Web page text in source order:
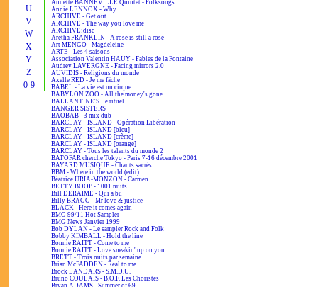
U
V
W
X
Y
Z
0-9
Annette BANNEVILLE Quintet - Folksongs
Annie LENNOX - Why
ARCHIVE - Get out
ARCHIVE - The way you love me
ARCHIVE:disc
Aretha FRANKLIN - A rose is still a rose
Art MENGO - Magdeleine
ARTE - Les 4 saisons
Association Valentin HAÜY - Fables de la Fontaine
Audrey LAVERGNE - Facing mirrors 2.0
AUVIDIS - Religions du monde
Axelle RED - Je me fâche
BABEL - La vie est un cirque
BABYLON ZOO - All the money's gone
BALLANTINE'S Le rituel
BANGER SISTERS
BAOBAB - 3 mix dub
BARCLAY - ISLAND - Opération Libération
BARCLAY - ISLAND [bleu]
BARCLAY - ISLAND [crème]
BARCLAY - ISLAND [orange]
BARCLAY - Tous les talents du monde 2
BATOFAR cherche Tokyo - Paris 7-16 décembre 2001
BAYARD MUSIQUE - Chants sacrés
BBM - Where in the world (edit)
Béatrice URIA-MONZON - Carmen
BETTY BOOP - 1001 nuits
Bill DERAIME - Qui a bu
Billy BRAGG - Mr love & justice
BLACK - Here it comes again
BMG 99/11 Hot Sampler
BMG News Janvier 1999
Bob DYLAN - Le sampler Rock and Folk
Bobby KIMBALL - Hold the line
Bonnie RAITT - Come to me
Bonnie RAITT - Love sneakin' up on you
BRETT - Trois nuits par semaine
Brian McFADDEN - Real to me
Brock LANDARS - S.M.D.U.
Bruno COULAIS - B.O.F. Les Choristes
Bryan ADAMS - Summer of 69